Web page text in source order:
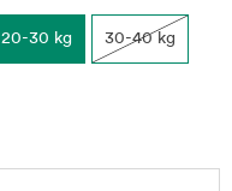
20-30 kg 30-40 kg